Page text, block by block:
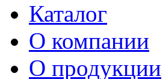
Каталог
О компании
О продукции